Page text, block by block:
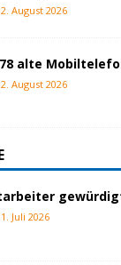
August 2026
alte
August 2026
Juli 2026